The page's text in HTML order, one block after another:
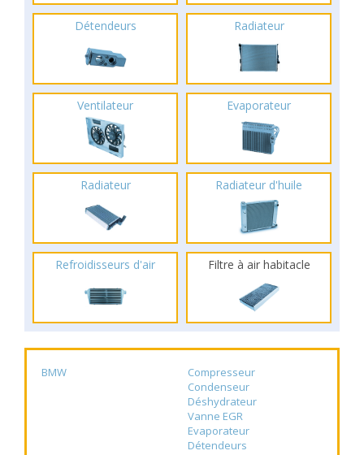
Détendeurs Radiateur
Ventilateur Evaporateur
Radiateur Radiateur d'huile
Refroidisseurs d'air Filtre à air habitacle
BMW
Compresseur
Condenseur
Déshydrateur
Vanne EGR
Evaporateur
Détendeurs